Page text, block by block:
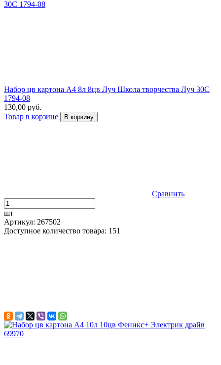
Набор цв картона А4 8л 8цв Луч Школа творчества Луч 30С
1794-08
130,00 руб.
Товар в корзине
В корзину
Сравнить
шт
Артикул: 267502
Доступное количество товара: 151